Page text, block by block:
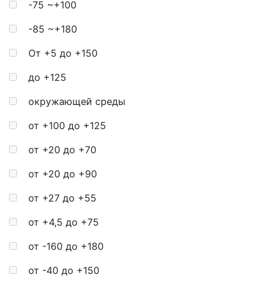
-75 ~+100
-85 ~+180
От +5 до +150
до +125
окружающей среды
от +100 до +125
от +20 до +70
от +20 до +90
от +27 до +55
от +4,5 до +75
от -160 до +180
от -40 до +150